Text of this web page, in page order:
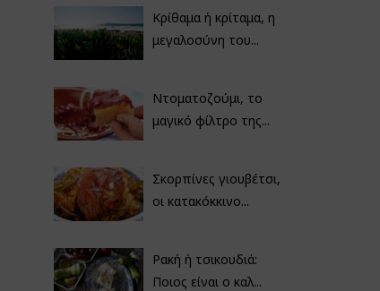
Κρίθαμα ή κρίταμα, η
μεγαλοσύνη του...
Ντοματοζούμι, το
μαγικό φίλτρο της...
Σκορπίνες γιουβέτσι,
οι κατακόκκινο...
Ρακή ή τσικουδιά:
Ποιος είναι ο καλ...